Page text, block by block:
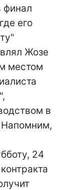
финал
его
Жозе
местом
в
24